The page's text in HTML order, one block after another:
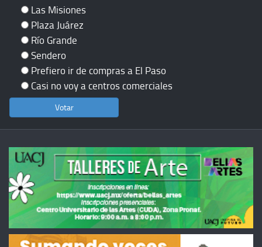
Las Misiones
Plaza Juárez
Río Grande
Sendero
Prefiero ir de compras a El Paso
Casi no voy a centros comerciales